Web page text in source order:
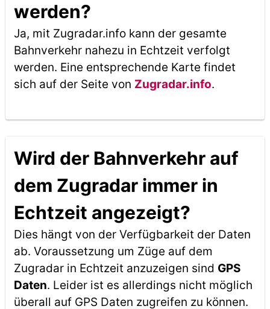
werden?
Ja, mit Zugradar.info kann der gesamte
Bahnverkehr nahezu in Echtzeit verfolgt
werden. Eine entsprechende Karte findet
sich auf der Seite von Zugradar.info.
Wird der Bahnverkehr auf
dem Zugradar immer in
Echtzeit angezeigt?
Dies hängt von der Verfügbarkeit der Daten
ab. Voraussetzung um Züge auf dem
Zugradar in Echtzeit anzuzeigen sind GPS
Daten. Leider ist es allerdings nicht möglich
überall auf GPS Daten zugreifen zu können.